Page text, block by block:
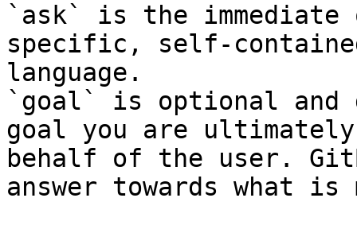
`ask` is the
specific, self-
language.
`goal` is optional and
goal you are
behalf of the user.
answer towards what